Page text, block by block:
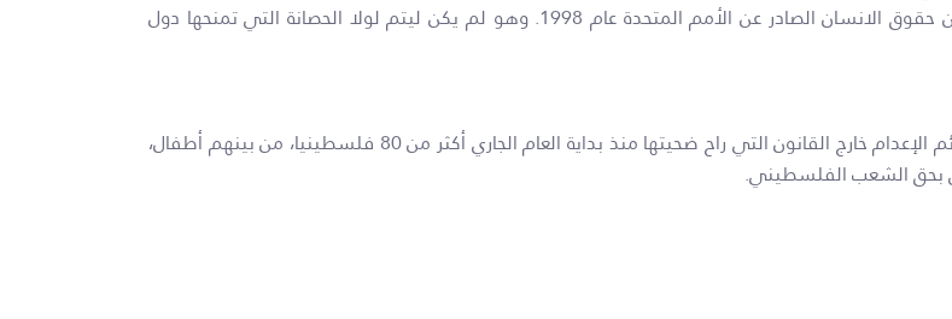
كما يشكل الاقتحام خرقا فاضحا للإعلان العالمي لحماية المدافعين عن حقوق الانسان الصادر عن الأمم المتحدة عام 1998. وهو لم يكن ليتم لولا الحصانة التي تمنحها دول
دولة الاحتلال مستمرة في اعتداءاتها وحصارها لقطاع غزة، وارتكاب جرائم الإعدام خارج القانون التي راح ضحيتها منذ بداية العام الجاري أكثر من 80 فلسطينيا، من بينهم أطفال،
بحق الشعب الفلسطيني.